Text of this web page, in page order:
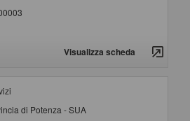
Visualizza scheda
di Potenza - SUA